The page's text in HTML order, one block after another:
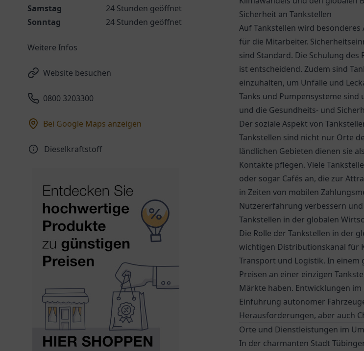
Samstag
24 Stunden geöffnet
Sonntag
24 Stunden geöffnet
Weitere Infos
Website besuchen
0800 3203300
Bei Google Maps anzeigen
Dieselkraftstoff
Sicherheit an Tankstellen
Auf Tankstellen wird
für die Mitarbeiter.
sind Standard. Die Schulung
ist entscheidend. Zudem sind
einzuhalten, um Unfälle und
Tanks und Pumpensysteme
und die Gesundheits- und
Der soziale Aspekt von
Tankstellen sind nicht nur Orte
ländlichen Gebieten dienen sie
Kontakte pflegen. Viele
oder sogar Cafés an, die zur
in Zeiten von mobilen
Nutzererfahrung verbessern
Tankstellen in der globalen
Die Rolle der Tankstellen in der
wichtigen Distributionskanal für
Transport und Logistik. In
Preisen an einer einzigen
Märkte haben. Entwicklungen
Einführung autonomer
Herausforderungen, aber auch
Orte und Dienstleistungen im
In der charmanten Stadt